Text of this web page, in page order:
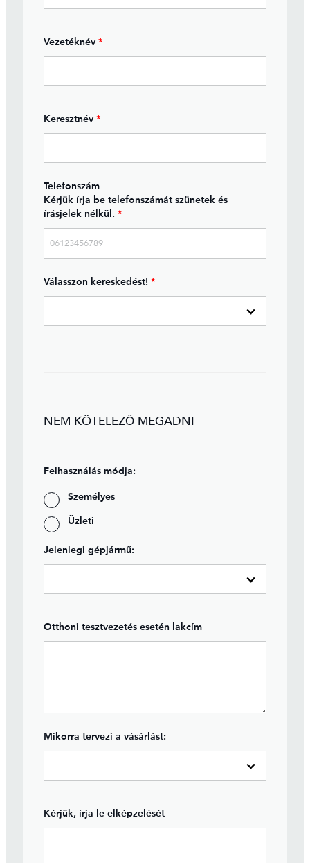
Vezetéknév *
Keresztnév *
Telefonszám
Kérjük írja be telefonszámát szünetek és
írásjelek nélkül. *
Válasszon kereskedést! *
NEM KÖTELEZŐ MEGADNI
Felhasználás módja:
Személyes
Üzleti
Jelenlegi gépjármű:
Otthoni tesztvezetés esetén lakcím
Mikorra tervezi a vásárlást:
Kérjük, írja le elképzelését